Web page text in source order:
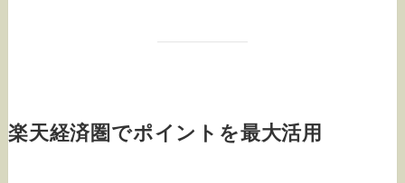
楽天経済圏でポイントを最大活用